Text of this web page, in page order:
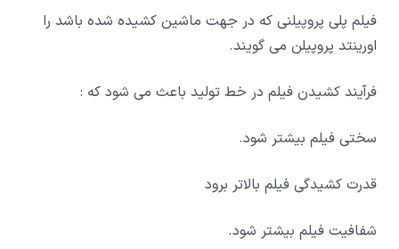
فیلم پلی پروپیلنی که در جهت ماشین کشیده شده باشد را
اورینتد پروپیلن می گویند.
فرآیند کشیدن فیلم در خط تولید باعث می شود که :
سختی فیلم بیشتر شود.
قدرت کشیدگی فیلم بالاتر برود
شفافیت فیلم بیشتر شود.